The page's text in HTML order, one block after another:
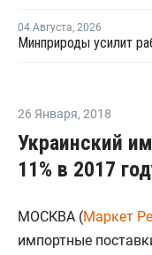
04 Августа, 2026
26 Января, 2018
Украинский
11% в 2017
МОСКВА (Маркет
импортные